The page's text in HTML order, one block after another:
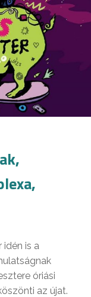
is a
óriási
az újat.